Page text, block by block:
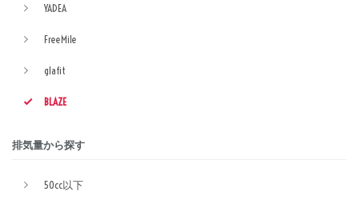
YADEA
FreeMile
glafit
BLAZE
排気量から探す
50cc以下